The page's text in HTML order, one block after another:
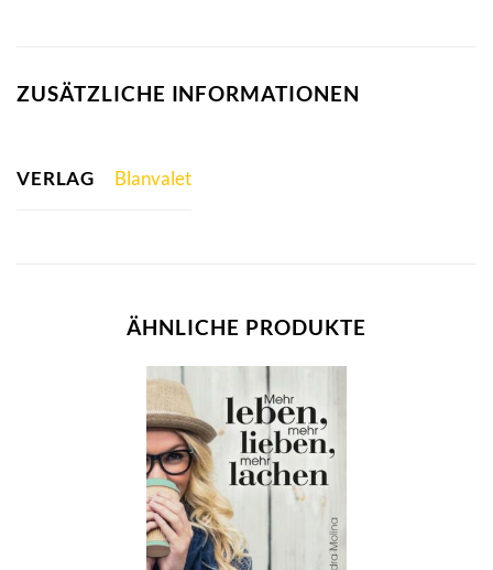
ZUSÄTZLICHE INFORMATIONEN
VERLAG Blanvalet
ÄHNLICHE PRODUKTE